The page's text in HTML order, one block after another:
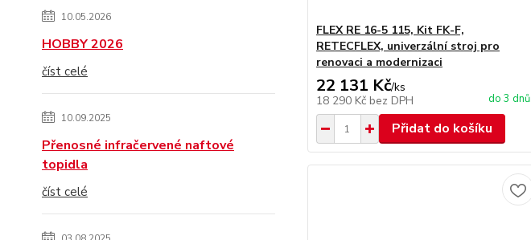
10.05.2026
HOBBY 2026
číst celé
10.09.2025
Přenosné infračervené naftové
topidla
číst celé
FLEX RE 16-5 115, Kit FK-F,
RETECFLEX, univerzální stroj pro
renovaci a modernizaci
22 131 Kč/ks
18 290 Kč bez DPH do 3 dnů
Přidat do košíku